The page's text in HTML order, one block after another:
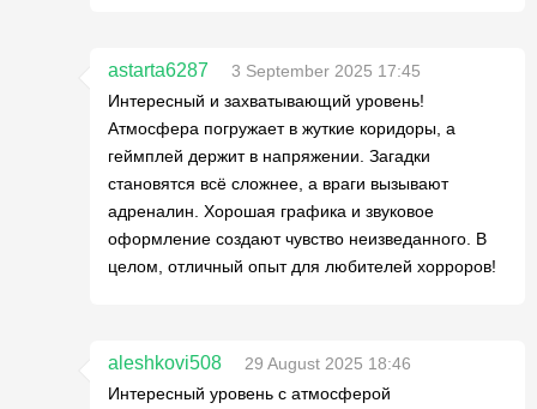
astarta6287
3 September 2025 17:45
Интересный и захватывающий уровень!
Атмосфера погружает в жуткие коридоры, а
геймплей держит в напряжении. Загадки
становятся всё сложнее, а враги вызывают
адреналин. Хорошая графика и звуковое
оформление создают чувство неизведанного. В
целом, отличный опыт для любителей хорроров!
aleshkovi508
29 August 2025 18:46
Интересный уровень с атмосферой